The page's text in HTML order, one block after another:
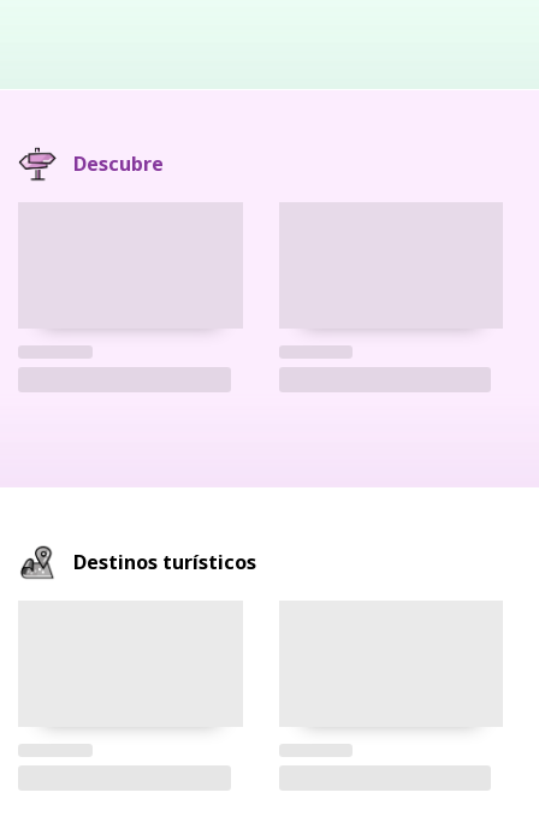
Descubre
Destinos turísticos